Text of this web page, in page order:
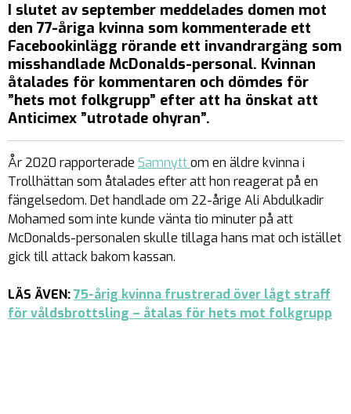
I slutet av september meddelades domen mot
den 77-åriga kvinna som kommenterade ett
Facebookinlägg rörande ett invandrargäng som
misshandlade McDonalds-personal. Kvinnan
åtalades för kommentaren och dömdes för
”hets mot folkgrupp” efter att ha önskat att
Anticimex ”utrotade ohyran”.
År 2020 rapporterade Samnyttom en äldre kvinna i
Trollhättan som åtalades efter att hon reagerat på en
fängelsedom. Det handlade om 22-årige Ali Abdulkadir
Mohamed som inte kunde vänta tio minuter på att
McDonalds-personalen skulle tillaga hans mat och istället
gick till attack bakom kassan.
LÄS ÄVEN:75-årig kvinna frustrerad över lågt straff
för våldsbrottsling – åtalas för hets mot folkgrupp